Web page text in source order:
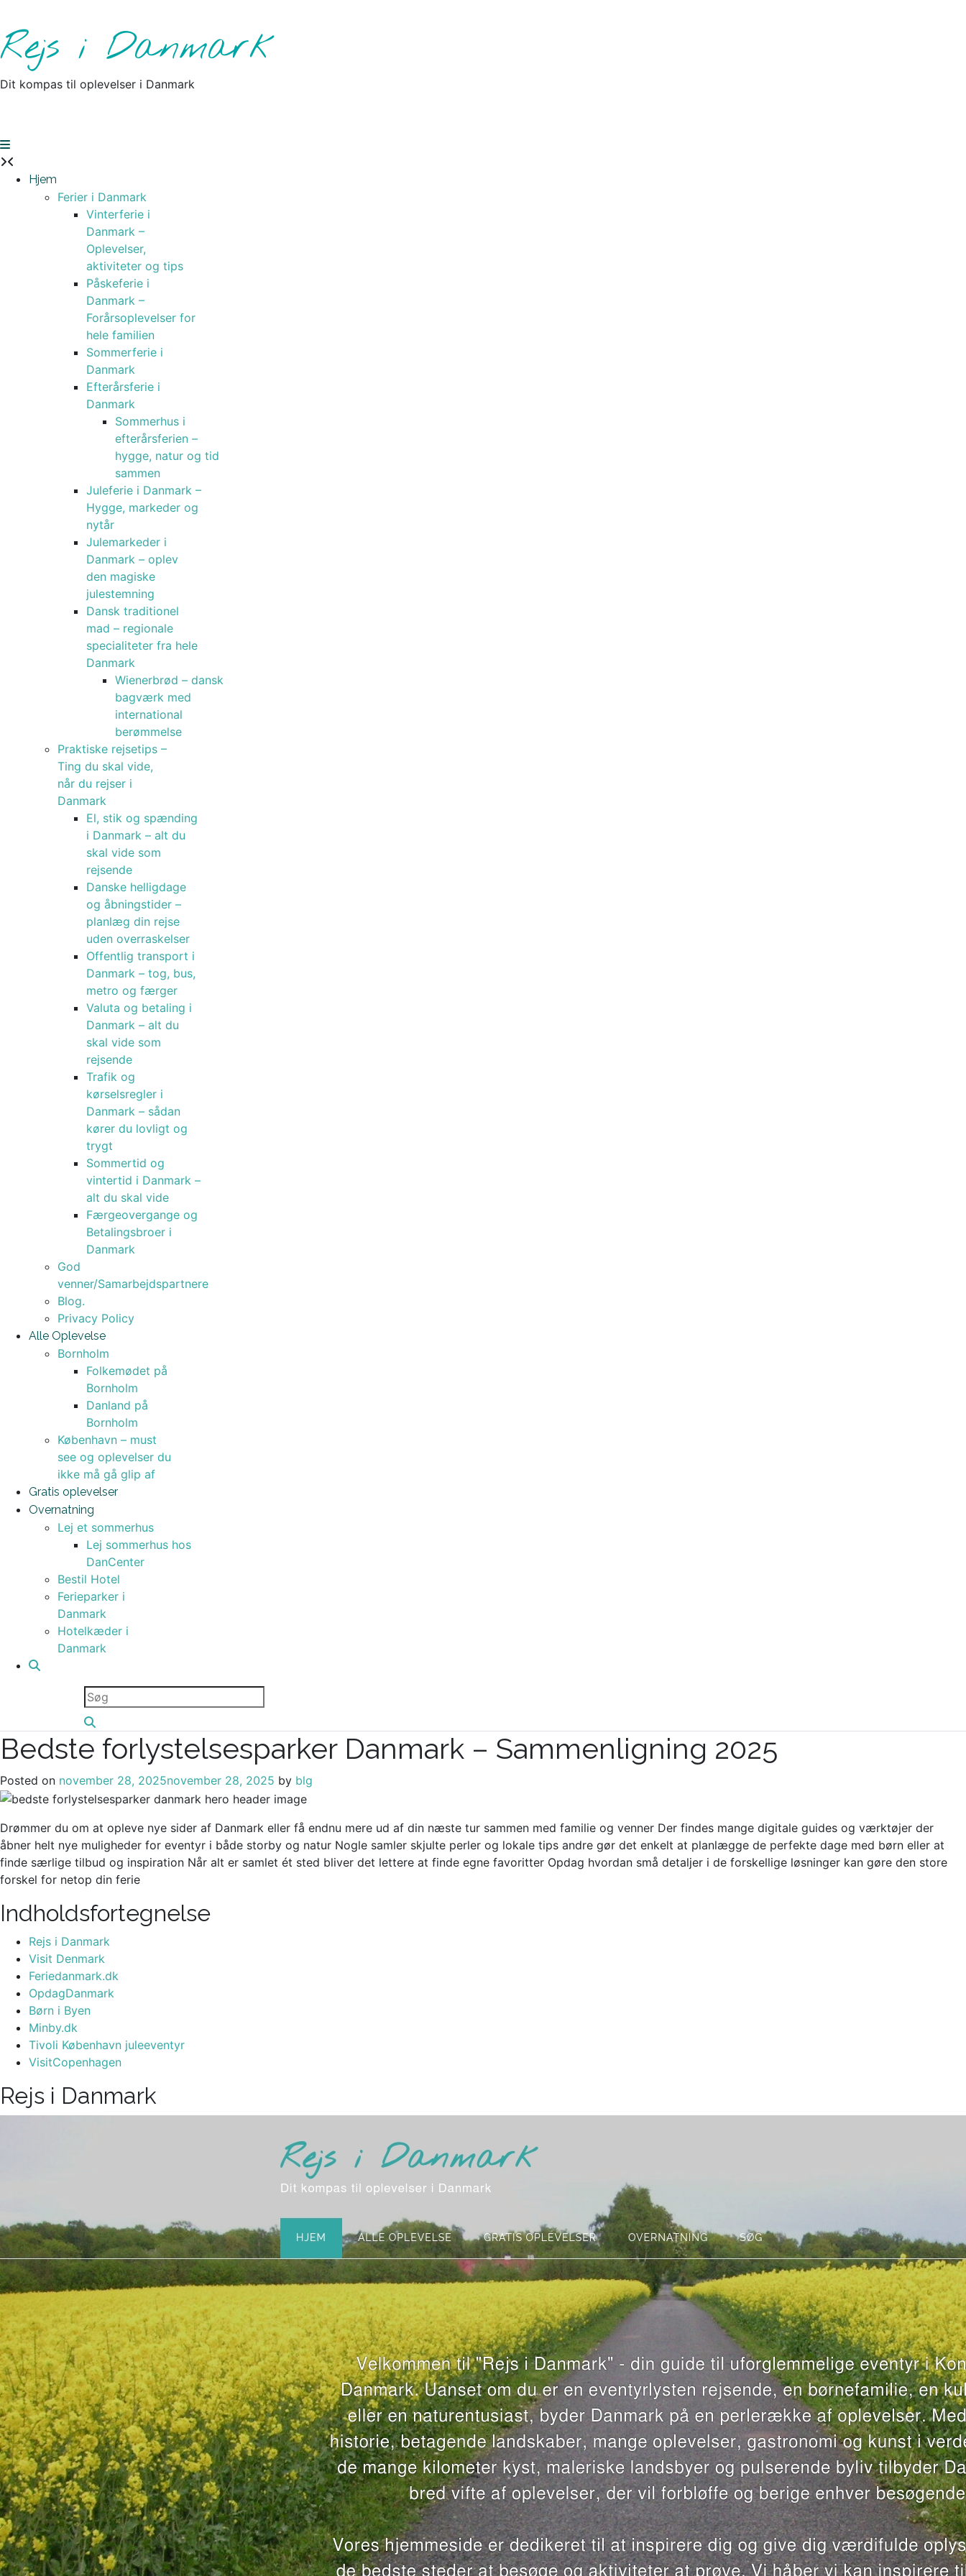
content
Rejs i Danmark
Dit kompas til oplevelser i Danmark
Hjem
Ferier i Danmark
Vinterferie i
Danmark –
Oplevelser,
aktiviteter og tips
Påskeferie i
Danmark –
Forårsoplevelser for
hele familien
Sommerferie i
Danmark
Efterårsferie i
Danmark
Sommerhus i
efterårsferien –
hygge, natur og tid
sammen
Juleferie i Danmark –
Hygge, markeder og
nytår
Julemarkeder i
Danmark – oplev
den magiske
julestemning
Dansk traditionel
mad – regionale
specialiteter fra hele
Danmark
Wienerbrød – dansk
bagværk med
international
berømmelse
Praktiske rejsetips –
Ting du skal vide,
når du rejser i
Danmark
El, stik og spænding
i Danmark – alt du
skal vide som
rejsende
Danske helligdage
og åbningstider –
planlæg din rejse
uden overraskelser
Offentlig transport i
Danmark – tog, bus,
metro og færger
Valuta og betaling i
Danmark – alt du
skal vide som
rejsende
Trafik og
kørselsregler i
Danmark – sådan
kører du lovligt og
trygt
Sommertid og
vintertid i Danmark –
alt du skal vide
Færgeovergange og
Betalingsbroer i
Danmark
God
venner/Samarbejdspartnere
Blog.
Privacy Policy
Alle Oplevelse
Bornholm
Folkemødet på
Bornholm
Danland på
Bornholm
København – must
see og oplevelser du
ikke må gå glip af
Gratis oplevelser
Overnatning
Lej et sommerhus
Lej sommerhus hos
DanCenter
Bestil Hotel
Ferieparker i
Danmark
Hotelkæder i
Danmark
Bedste forlystelsesparker Danmark – Sammenligning 2025
Posted on november 28, 2025november 28, 2025 by blg
Drømmer du om at opleve nye sider af Danmark eller få endnu mere ud af din næste tur sammen med familie og venner Der findes mange digitale guides og værktøjer der
åbner helt nye muligheder for eventyr i både storby og natur Nogle samler skjulte perler og lokale tips andre gør det enkelt at planlægge de perfekte dage med børn eller at
finde særlige tilbud og inspiration Når alt er samlet ét sted bliver det lettere at finde egne favoritter Opdag hvordan små detaljer i de forskellige løsninger kan gøre den store
forskel for netop din ferie
Indholdsfortegnelse
Rejs i Danmark
Visit Denmark
Feriedanmark.dk
OpdagDanmark
Børn i Byen
Minby.dk
Tivoli København juleeventyr
VisitCopenhagen
Rejs i Danmark